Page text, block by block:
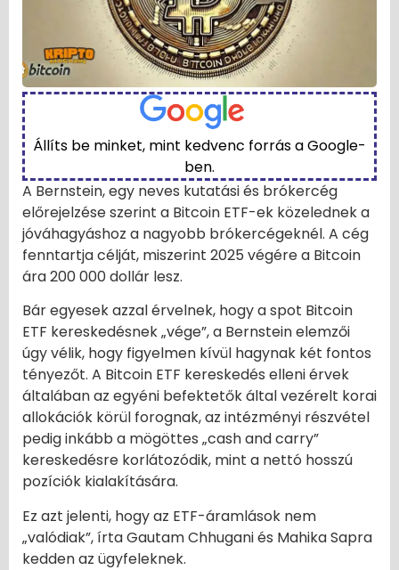
Állíts be minket, mint kedvenc forrás a Google-
ben.
A Bernstein, egy neves kutatási és brókercég
előrejelzése szerint a Bitcoin ETF-ek közelednek a
jóváhagyáshoz a nagyobb brókercégeknél. A cég
fenntartja célját, miszerint 2025 végére a Bitcoin
ára 200 000 dollár lesz.
Bár egyesek azzal érvelnek, hogy a spot Bitcoin
ETF kereskedésnek „vége”, a Bernstein elemzői
úgy vélik, hogy figyelmen kívül hagynak két fontos
tényezőt. A Bitcoin ETF kereskedés elleni érvek
általában az egyéni befektetők által vezérelt korai
allokációk körül forognak, az intézményi részvétel
pedig inkább a mögöttes „cash and carry”
kereskedésre korlátozódik, mint a nettó hosszú
pozíciók kialakítására.
Ez azt jelenti, hogy az ETF-áramlások nem
„valódiak”, írta Gautam Chhugani és Mahika Sapra
kedden az ügyfeleknek.